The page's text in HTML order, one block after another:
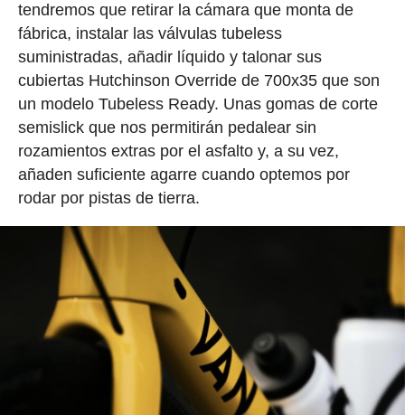
tendremos que retirar la cámara que monta de
fábrica, instalar las válvulas tubeless
suministradas, añadir líquido y talonar sus
cubiertas Hutchinson Override de 700x35 que son
un modelo Tubeless Ready. Unas gomas de corte
semislick que nos permitirán pedalear sin
rozamientos extras por el asfalto y, a su vez,
añaden suficiente agarre cuando optemos por
rodar por pistas de tierra.